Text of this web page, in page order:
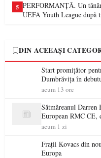
5 PERFORMANȚĂ. Un
UEFA Youth League după
DIN ACEEAȘI
Start promițător
Dumbrăvița în
acum 13 ore
Sătmăreanul Darren
European RMC CE,
Kimi Räikkönen
acum 1 zi
Frații Kovacs din
Europa